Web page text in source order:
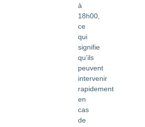
à
18h00,
ce
qui
signifie
qu’ils
peuvent
intervenir
rapidement
en
cas
de